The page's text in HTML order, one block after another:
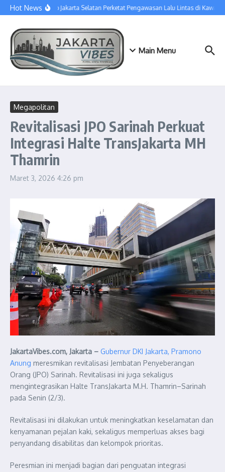
Lewati ke konten
Hot NewsSudinhub Jakarta Selatan Perketat Pengawasan Lalu Lintas di
Main Menu
Megapolitan
Revitalisasi JPO Sarinah Perkuat
Integrasi Halte TransJakarta MH
Thamrin
Maret 3, 2026 4:26 pm
JakartaVibes.com, Jakarta – Gubernur DKI Jakarta, Pramono
Anung meresmikan revitalisasi Jembatan Penyeberangan
Orang (JPO) Sarinah. Revitalisasi ini juga sekaligus
mengintegrasikan Halte TransJakarta M.H. Thamrin–Sarinah
pada Senin (2/3).
Revitalisasi ini dilakukan untuk meningkatkan keselamatan dan
kenyamanan pejalan kaki, sekaligus memperluas akses bagi
penyandang disabilitas dan kelompok prioritas.
Peresmian ini menjadi bagian dari penguatan integrasi